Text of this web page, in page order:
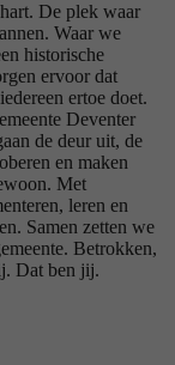
De plek waar
Waar we
historische
ervoor dat
ertoe doet.
Deventer
de deur uit, de
en maken
Met
leren en
Samen zetten we
Betrokken,
Dat ben jij.